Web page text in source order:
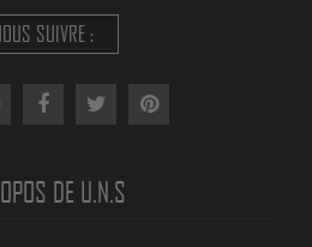
SUIVRE :
DE U.N.S